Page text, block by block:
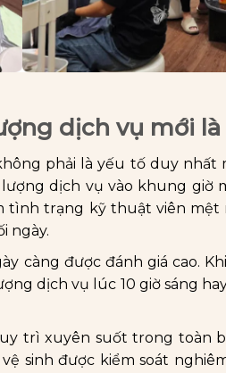
dịch vụ mới
phải là yếu tố duy nhất
dịch vụ vào khung giờ
trạng kỹ thuật viên mệt
ngày.
càng được đánh giá cao.
dịch vụ lúc 10 giờ sáng
trì xuyên suốt trong toàn
sinh được kiểm soát